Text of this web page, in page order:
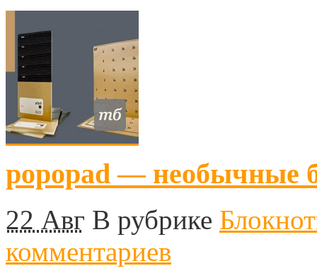
popopad — необычные
22 Авг В рубрике
комментариев